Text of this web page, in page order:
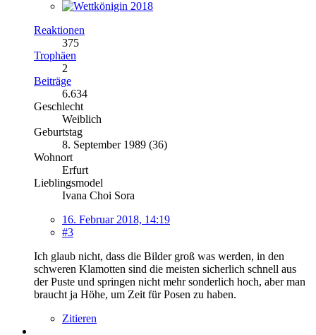
Reaktionen
375
Trophäen
2
Beiträge
6.634
Geschlecht
Weiblich
Geburtstag
8. September 1989 (36)
Wohnort
Erfurt
Lieblingsmodel
Ivana Choi Sora
16. Februar 2018, 14:19
#3
Ich glaub nicht, dass die Bilder groß was werden, in den
schweren Klamotten sind die meisten sicherlich schnell aus
der Puste und springen nicht mehr sonderlich hoch, aber man
braucht ja Höhe, um Zeit für Posen zu haben.
Zitieren